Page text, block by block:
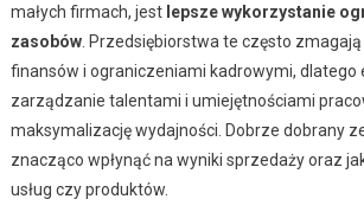
małych firmach, jest lepsze wykorzystanie
zasobów. Przedsiębiorstwa te często
finansów i ograniczeniami kadrowymi, dlatego
zarządzanie talentami i umiejętnościami
maksymalizację wydajności. Dobrze dobrany
znacząco wpłynąć na wyniki sprzedaży oraz
usług czy produktów.